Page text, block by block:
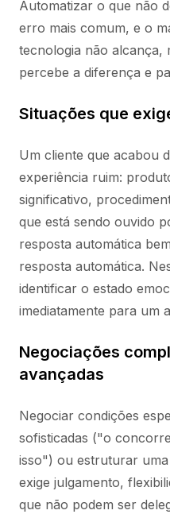
Automatizar o que não
erro mais comum, e o
tecnologia não alcança,
percebe a diferença e
Situações que
Um cliente que acabou
experiência ruim:
significativo,
que está sendo ouvido
resposta automática
resposta automática.
identificar o estado
imediatamente para um
Negociações
avançadas
Negociar condições
sofisticadas ("o
isso") ou estruturar
exige julgamento,
que não podem ser